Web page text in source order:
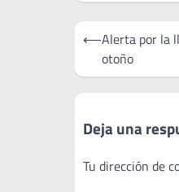
Navegación
entradas
⟵Alerta por la
otoño
Deja una
Tu dirección de